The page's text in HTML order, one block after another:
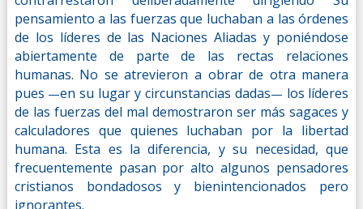
pensamiento a las fuerzas que luchaban a las órdenes
de los líderes de las Naciones Aliadas y poniéndose
abiertamente de parte de las rectas relaciones
humanas. No se atrevieron a obrar de otra manera
pues —en su lugar y circunstancias dadas— los líderes
de las fuerzas del mal demostraron ser más sagaces y
calculadores que quienes luchaban por la libertad
humana. Esta es la diferencia, y su necesidad, que
frecuentemente pasan por alto algunos pensadores
cristianos bondadosos y bienintencionados pero
ignorantes.